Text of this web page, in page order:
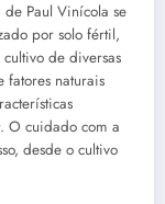
Paul Vinícola se
por solo fértil,
de diversas
fatores naturais
O cuidado com a
desde o cultivo